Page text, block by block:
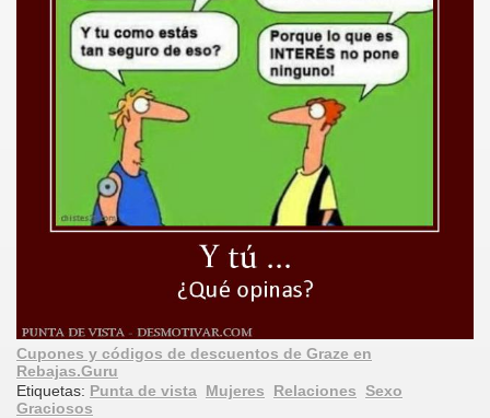
Cupones y códigos de descuentos de Graze en
Rebajas.Guru
Etiquetas: Punta de vista Mujeres Relaciones Sexo
Graciosos